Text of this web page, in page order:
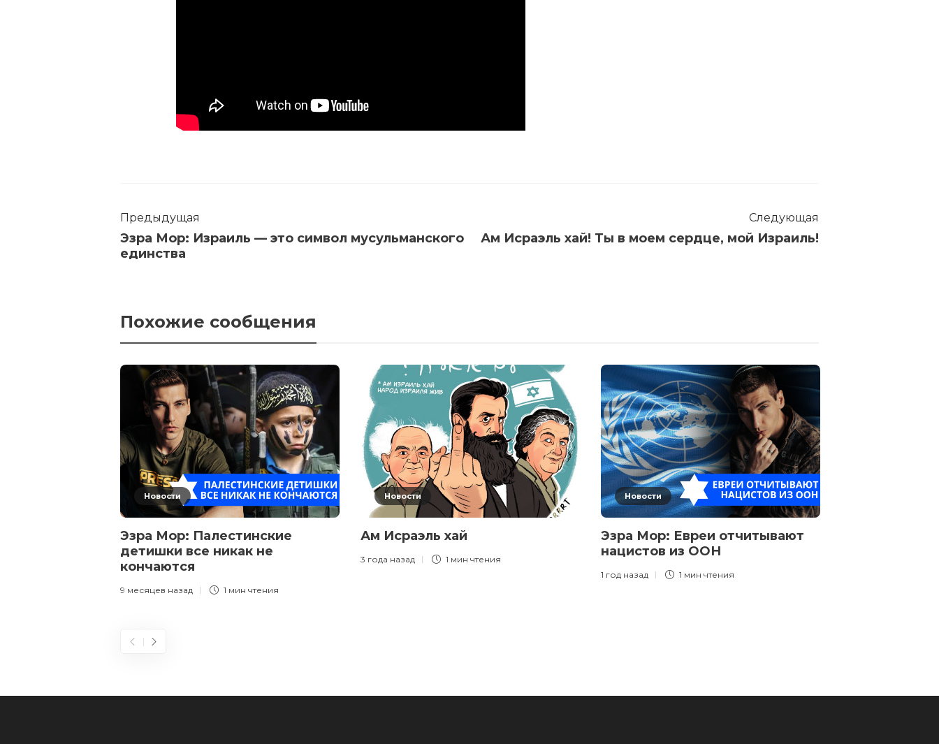
Предыдущая
Эзра Мор: Израиль — это символ мусульманского
единства
Следующая
Ам Исраэль хай! Ты в моем сердце, мой Израиль!
Похожие сообщения
Новости
Эзра Мор: Палестинские
детишки все никак не
кончаются
9 месяцев назад 1 мин чтения
Новости
Ам Исраэль хай
3 года назад 1 мин чтения
Новости
Эзра Мор: Евреи отчитывают
нацистов из ООН
1 год назад 1 мин чтения